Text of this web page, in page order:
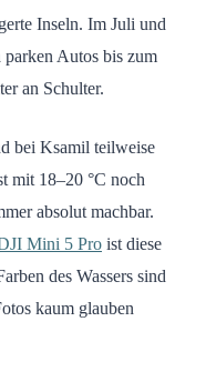
Inseln. Im Juli und
Autos bis zum
an Schulter.
bei Ksamil teilweise
mit 18–20 °C noch
absolut machbar.
Mini 5 Pro ist diese
des Wassers sind
kaum glauben